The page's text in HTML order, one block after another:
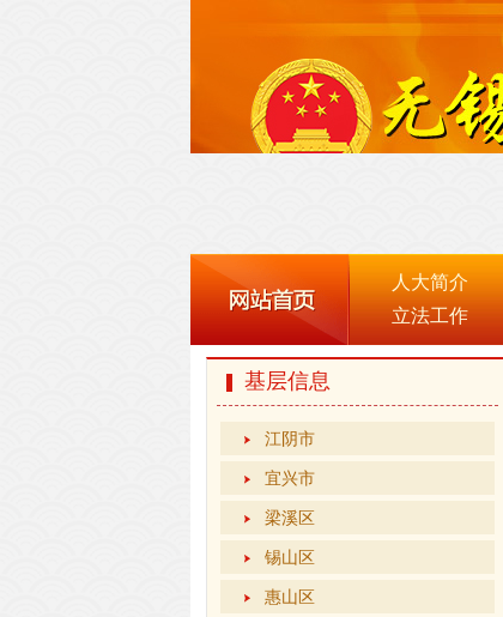
人大简介
立法工作
基层信息
江阴市
宜兴市
梁溪区
锡山区
惠山区